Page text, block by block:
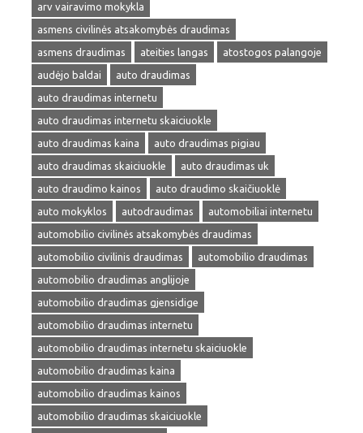
arv vairavimo mokykla
asmens civilinės atsakomybės draudimas
asmens draudimas
ateities langas
atostogos palangoje
audėjo baldai
auto draudimas
auto draudimas internetu
auto draudimas internetu skaiciuokle
auto draudimas kaina
auto draudimas pigiau
auto draudimas skaiciuokle
auto draudimas uk
auto draudimo kainos
auto draudimo skaičiuoklė
auto mokyklos
autodraudimas
automobiliai internetu
automobilio civilinės atsakomybės draudimas
automobilio civilinis draudimas
automobilio draudimas
automobilio draudimas anglijoje
automobilio draudimas gjensidige
automobilio draudimas internetu
automobilio draudimas internetu skaiciuokle
automobilio draudimas kaina
automobilio draudimas kainos
automobilio draudimas skaiciuokle